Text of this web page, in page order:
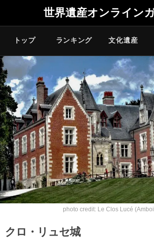
世界遺産オンライン
トップ ランキング 文化遺産
photo credit: Le Clos Lucé
クロ・リュセ城